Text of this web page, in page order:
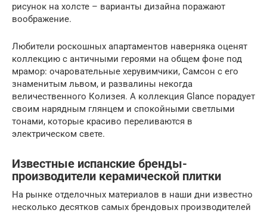
рисунок на холсте – варианты дизайна поражают
воображение.
Любители роскошных апартаментов наверняка оценят
коллекцию с античными героями на общем фоне под
мрамор: очаровательные херувимчики, Самсон с его
знаменитым львом, и развалины некогда
величественного Колизея. А коллекция Glance порадует
своим нарядным глянцем и спокойными светлыми
тонами, которые красиво переливаются в
электрическом свете.
Известные испанские бренды-
производители керамической плитки
На рынке отделочных материалов в наши дни известно
несколько десятков самых брендовых производителей